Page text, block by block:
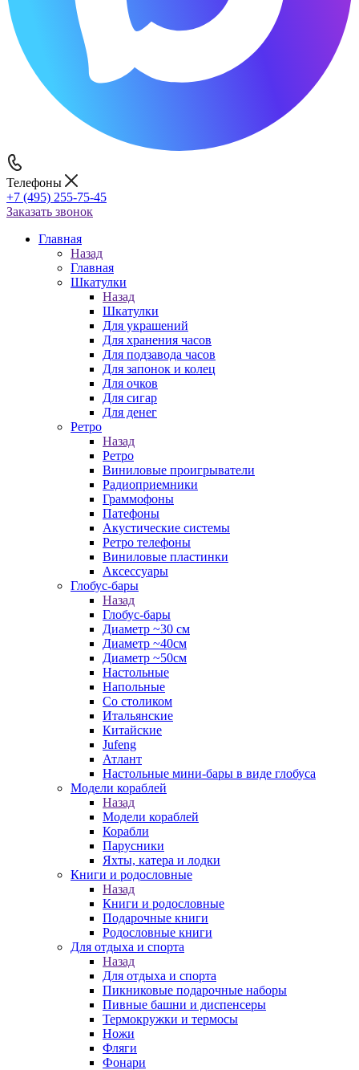
Телефоны
+7 (495) 255-75-45
Заказать звонок
Главная
Назад
Главная
Шкатулки
Назад
Шкатулки
Для украшений
Для хранения часов
Для подзавода часов
Для запонок и колец
Для очков
Для сигар
Для денег
Ретро
Назад
Ретро
Виниловые проигрыватели
Радиоприемники
Граммофоны
Патефоны
Акустические системы
Ретро телефоны
Виниловые пластинки
Аксессуары
Глобус-бары
Назад
Глобус-бары
Диаметр ~30 см
Диаметр ~40см
Диаметр ~50см
Настольные
Напольные
Со столиком
Итальянские
Китайские
Jufeng
Атлант
Настольные мини-бары в виде глобуса
Модели кораблей
Назад
Модели кораблей
Корабли
Парусники
Яхты, катера и лодки
Книги и родословные
Назад
Книги и родословные
Подарочные книги
Родословные книги
Для отдыха и спорта
Назад
Для отдыха и спорта
Пикниковые подарочные наборы
Пивные башни и диспенсеры
Термокружки и термосы
Ножи
Фляги
Фонари